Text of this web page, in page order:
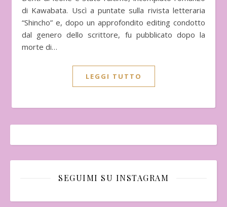
di Kawabata. Uscì a puntate sulla rivista letteraria
“Shincho” e, dopo un approfondito editing condotto
dal genero dello scrittore, fu pubblicato dopo la
morte di…
LEGGI TUTTO
SEGUIMI SU INSTAGRAM